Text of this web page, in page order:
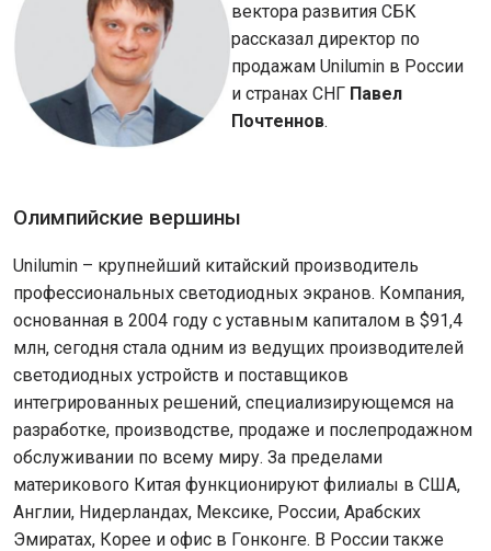
вектора развития СБК
рассказал директор по
продажам Unilumin в России
и странах СНГ Павел
Почтеннов.
Олимпийские вершины
Unilumin – крупнейший китайский производитель
профессиональных светодиодных экранов. Компания,
основанная в 2004 году с уставным капиталом в $91,4
млн, сегодня стала одним из ведущих производителей
светодиодных устройств и поставщиков
интегрированных решений, специализирующемся на
разработке, производстве, продаже и послепродажном
обслуживании по всему миру. За пределами
материкового Китая функционируют филиалы в США,
Англии, Нидерландах, Мексике, России, Арабских
Эмиратах, Корее и офис в Гонконге. В России также